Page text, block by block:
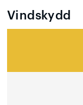
Vindskydd